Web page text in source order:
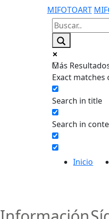
MIFOTOART
Más
Exact matches
Search in title
Search in
Inicio